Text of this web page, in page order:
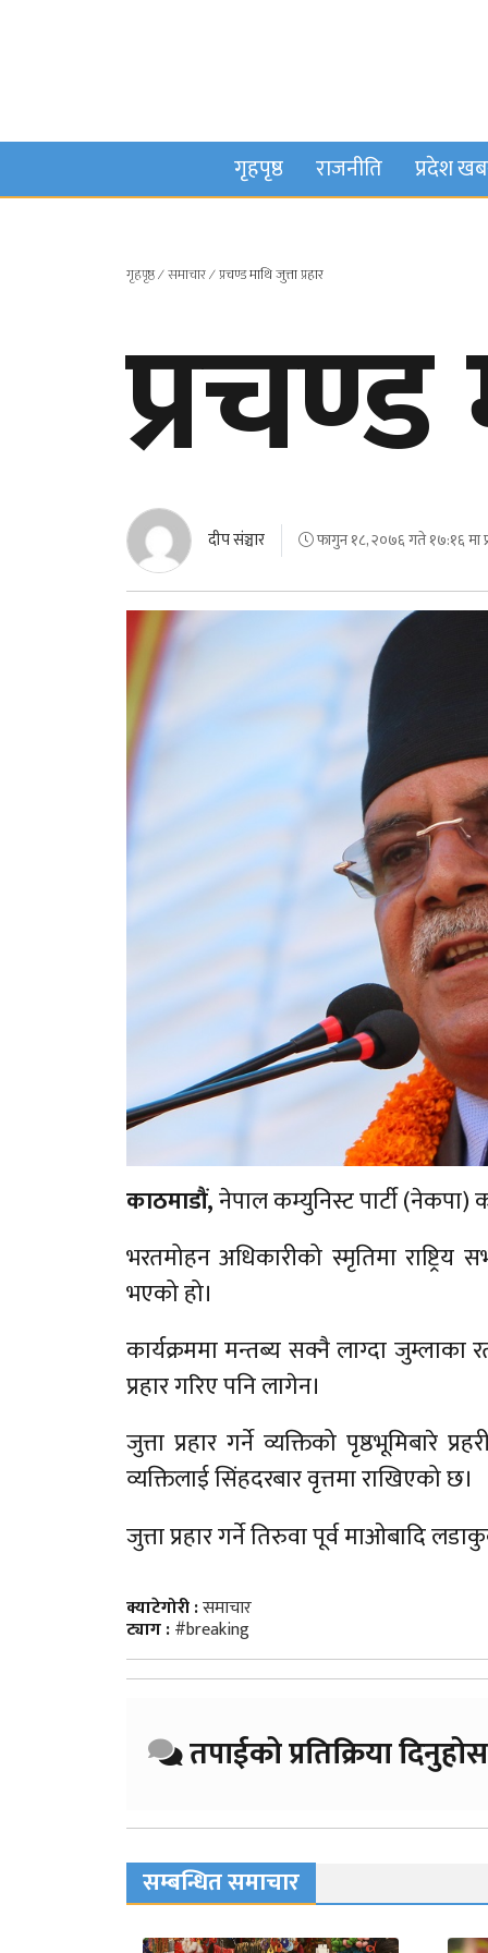
गृहपृष्ठ राजनीति प्रदेश
गृहपृष्ठ∕समाचार∕प्रचण्ड माथि जुत्ता प्रहार
प्रचण्ड
दीप संञ्चार फागुन १८, २०७६ गते १७:१६ मा
काठमाडौं,नेपाल कम्युनिस्ट पार्टी (नेकपा)
भरतमोहन अधिकारीको स्मृतिमा राष्ट्रिय
भएको हो।
कार्यक्रममा मन्तब्य सक्नै लाग्दा जुम्लाका
प्रहार गरिए पनि लागेन।
जुत्ता प्रहार गर्ने व्यक्तिको पृष्ठभूमिबारे
व्यक्तिलाई सिंहदरबार वृत्तमा राखिएको छ।
जुत्ता प्रहार गर्ने तिरुवा पूर्व माओबादि
क्याटेगोरी :समाचार
ट्याग :#breaking
तपाईको प्रतिक्रिया दिनुहोस
सम्बन्धित समाचार